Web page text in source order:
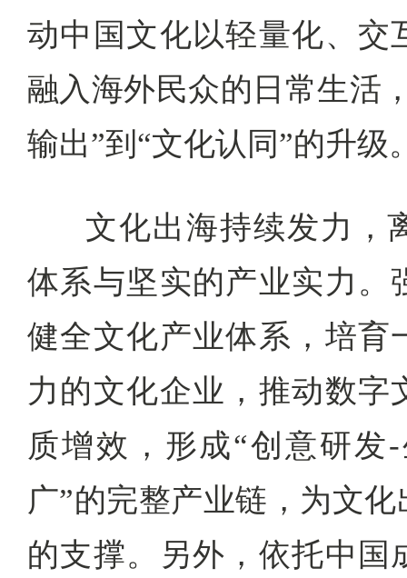
动中国文化以轻量化、交
融入海外民众的日常生活
输出”到“文化认同”的升级
文化出海持续发力，
体系与坚实的产业实力。
健全文化产业体系，培育
力的文化企业，推动数字
质增效，形成“创意研发
广”的完整产业链，为文
的支撑。另外，依托中国